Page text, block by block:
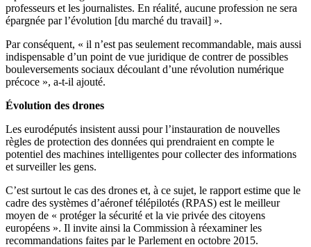
professeurs et les journalistes. En réalité, aucune profession ne sera
épargnée par l’évolution [du marché du travail] ».
Par conséquent, « il n’est pas seulement recommandable, mais aussi
indispensable d’un point de vue juridique de contrer de possibles
bouleversements sociaux découlant d’une révolution numérique
précoce », a-t-il ajouté.
Évolution des drones
Les eurodéputés insistent aussi pour l’instauration de nouvelles
règles de protection des données qui prendraient en compte le
potentiel des machines intelligentes pour collecter des informations
et surveiller les gens.
C’est surtout le cas des drones et, à ce sujet, le rapport estime que le
cadre des systèmes d’aéronef télépilotés (RPAS) est le meilleur
moyen de « protéger la sécurité et la vie privée des citoyens
européens ». Il invite ainsi la Commission à réexaminer les
recommandations faites par le Parlement en octobre 2015.